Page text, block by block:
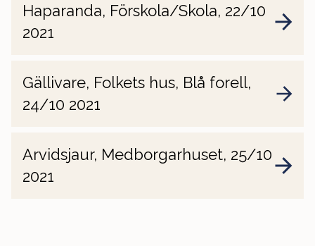
Haparanda, Förskola/Skola, 22/10
2021
Gällivare, Folkets hus, Blå forell,
24/10 2021
Arvidsjaur, Medborgarhuset, 25/10
2021